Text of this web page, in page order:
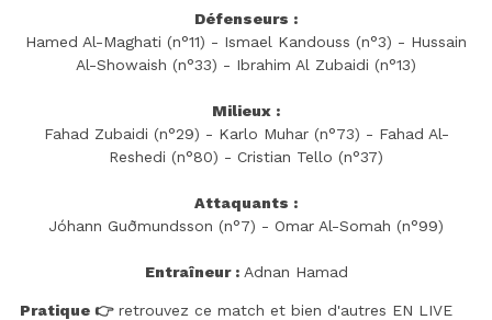
Défenseurs :
Hamed Al-Maghati (n°11) - Ismael Kandouss (n°3) - Hussain
Al-Showaish (n°33) - Ibrahim Al Zubaidi (n°13)
Milieux :
Fahad Zubaidi (n°29) - Karlo Muhar (n°73) - Fahad Al-
Reshedi (n°80) - Cristian Tello (n°37)
Attaquants :
Jóhann Guðmundsson (n°7) - Omar Al-Somah (n°99)
Entraîneur :Adnan Hamad
Pratique 👉retrouvez ce match et bien d'autres EN LIVE